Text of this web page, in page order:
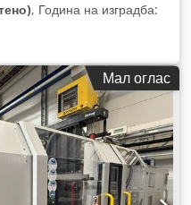
, Година на изградба:
Мал оглас